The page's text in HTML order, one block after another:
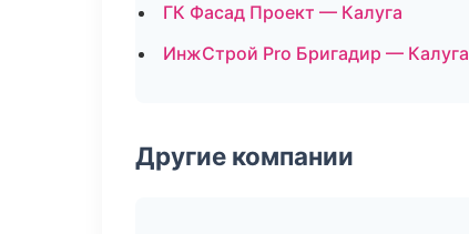
ГК Фасад Проект — Калуга
ИнжСтрой Pro Бригадир — Калуга
Другие компании